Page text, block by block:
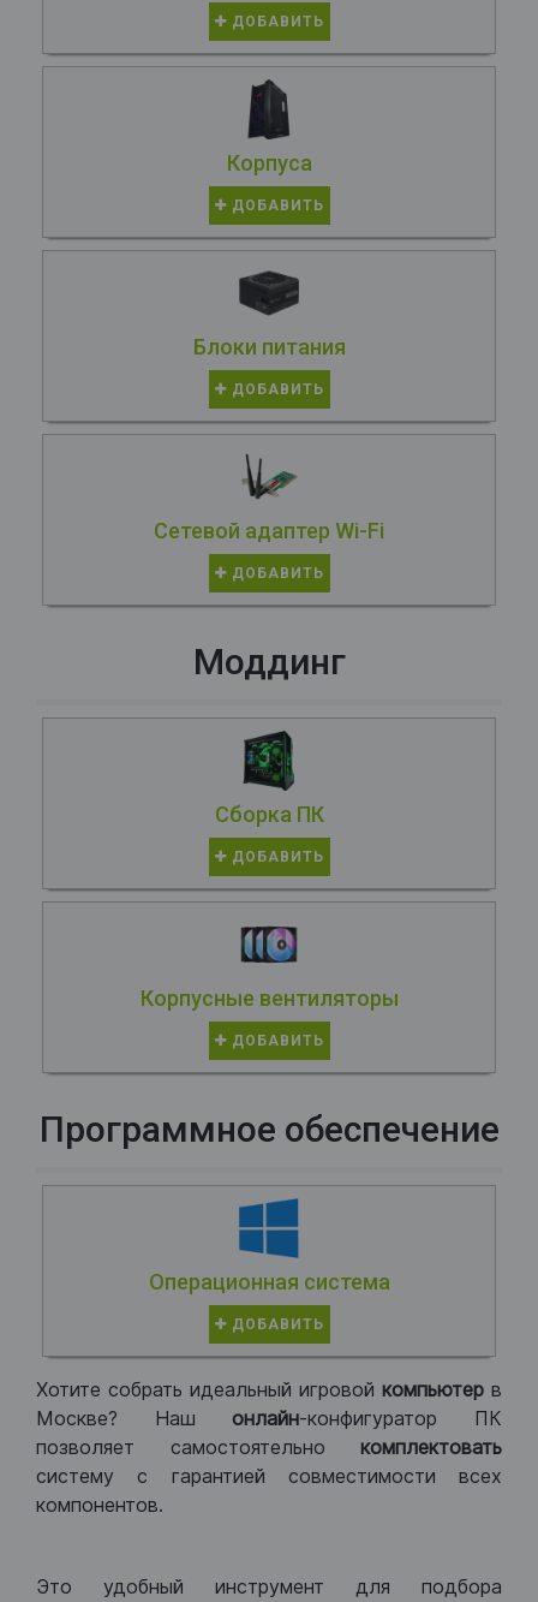
ДОБАВИТЬ
Корпуса
ДОБАВИТЬ
Блоки питания
ДОБАВИТЬ
Сетевой адаптер Wi-Fi
ДОБАВИТЬ
Моддинг
Сборка ПК
ДОБАВИТЬ
Корпусные вентиляторы
ДОБАВИТЬ
Программное обеспечение
Операционная система
ДОБАВИТЬ
Хотите собрать идеальный игровой компьютер в
Москве? Нашонлайн-конфигуратор ПК
позволяет самостоятельно комплектовать
систему с гарантией совместимости всех
компонентов.
Это удобный инструмент для подбора